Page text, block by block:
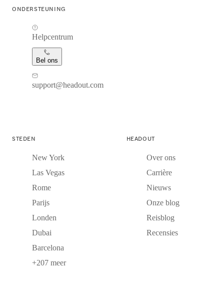
ONDERSTEUNING
Helpcentrum
Bel ons
support@headout.com
STEDEN
New York
Las Vegas
Rome
Parijs
Londen
Dubai
Barcelona
+207 meer
HEADOUT
Over ons
Carrière
Nieuws
Onze blog
Reisblog
Recensies